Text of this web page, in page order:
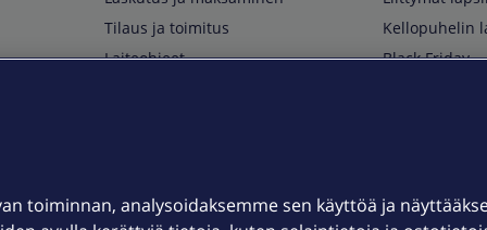
Tilaus ja toimitus
Laiteohjeet
Kuuluvuuskartta
Kellopuhelin
Black Friday
toiminnan, analysoidaksemme sen käyttöä ja